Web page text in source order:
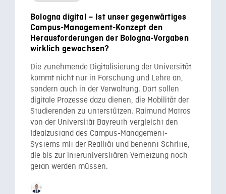
Bologna digital – Ist unser gegenwärtiges
Campus-Management-Konzept den
Herausforderungen der Bologna-Vorgaben
wirklich gewachsen?
Die zunehmende Digitalisierung der Universität
kommt nicht nur in Forschung und Lehre an,
sondern auch in der Verwaltung. Dort sollen
digitale Prozesse dazu dienen, die Mobilität der
Studierenden zu unterstützen. Raimund Matros
von der Universität Bayreuth vergleicht den
Idealzustand des Campus-Management-
Systems mit der Realität und benennt Schritte,
die bis zur interuniversitären Vernetzung noch
getan werden müssen.